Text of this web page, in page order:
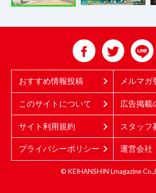
おすすめ情報投稿 メルマガ
このサイトについて 広告掲載
サイト利用規約 スタッフ
プライバシーポリシー 運営会社
© KEIHANSHIN Lmagazine